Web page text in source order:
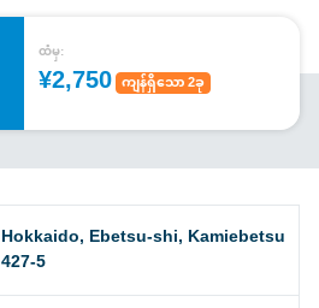
ထံမှ:
¥2,750 ကျန်ရှိသော 2ခု
Hokkaido, Ebetsu-shi, Kamiebetsu
427-5